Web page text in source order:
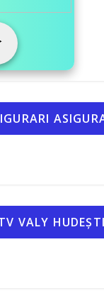
VALY HUDEȘTI